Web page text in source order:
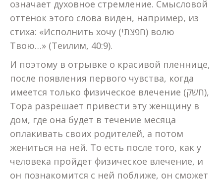
означает духовное стремление. Смысловой
оттенок этого слова виден, например, из
стиха: «Исполнить хочу (חפצתי) волю
Твою…» (Теилим, 40:9).
И поэтому в отрывке о красивой пленнице,
после появления первого чувства, когда
имеется только физическое влечение (חשק),
Тора разрешает привести эту женщину в
дом, где она будет в течение месяца
оплакивать своих родителей, а потом
жениться на ней. То есть после того, как у
человека пройдет физическое влечение, и
он познакомится с ней поближе, он сможет